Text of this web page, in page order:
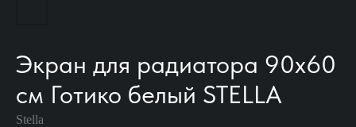
Экран для радиатора 90х60
см Готико белый STELLA
Stella